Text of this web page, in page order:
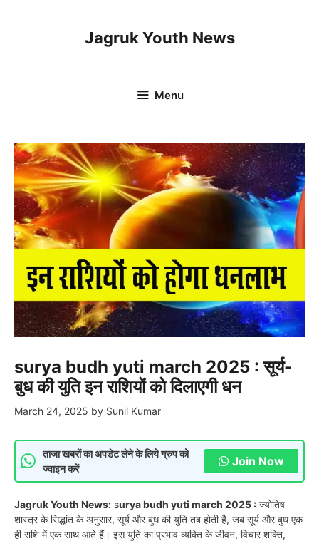
Jagruk Youth News
Menu
surya budh yuti march 2025 : सूर्य-
बुध की युति इन राशियों को दिलाएगी धन
March 24, 2025 by Sunil Kumar
ताजा खबरों का अपडेट लेने के लिये ग्रुप को
ज्वाइन करें
Join Now
Jagruk Youth News: surya budh yuti march 2025 : ज्योतिष
शास्त्र के सिद्धांत के अनुसार, सूर्य और बुध की युति तब होती है, जब सूर्य और बुध एक
ही राशि में एक साथ आते हैं। इस युति का प्रभाव व्यक्ति के जीवन, विचार शक्ति,